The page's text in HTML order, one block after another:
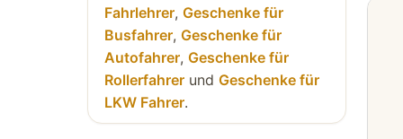
Fahrlehrer, Geschenke für
Busfahrer, Geschenke für
Autofahrer, Geschenke für
Rollerfahrer und Geschenke für
LKW Fahrer.